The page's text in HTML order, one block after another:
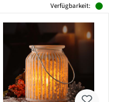
Verfügbarkeit: